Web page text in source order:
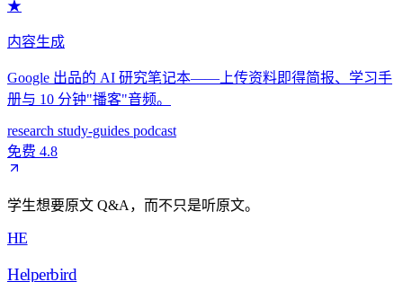
★
内容生成
Google 出品的 AI 研究笔记本——上传资料即得简报、学习手
册与 10 分钟"播客"音频。
research study-guides podcast
免费 4.8
学生想要原文 Q&A，而不只是听原文。
HE
Helperbird